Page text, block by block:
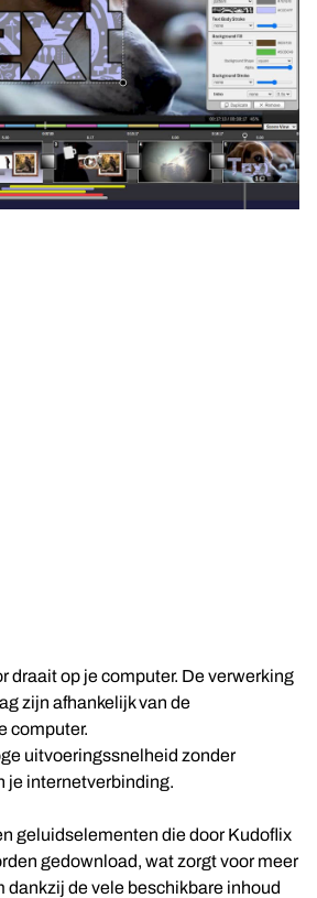
draait op je computer. De verwerking
zijn afhankelijk van de
computer.
uitvoeringssnelheid zonder
je internetverbinding.
geluidselementen die door Kudoflix
gedownload, wat zorgt voor meer
dankzij de vele beschikbare inhoud